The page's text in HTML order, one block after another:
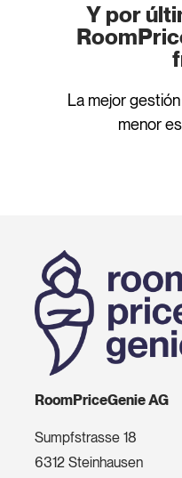
Y por
La mejor
menor
RoomPriceGenie AG
Sumpfstrasse 18
6312 Steinhausen